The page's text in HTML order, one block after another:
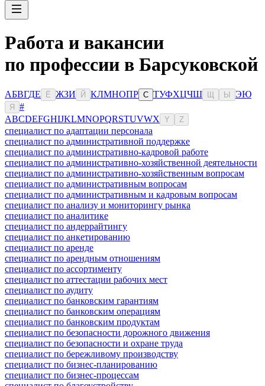
Работа и вакансии
по профессии в Барсуковской
АБВГДЕ Ё ЖЗИ Й КЛМНОПР С ТУФХЦЧШ Ы ЭЮ
Я
#
ABCDEFGHIJKLMNOPQRSTUVWX Y Z
специалист по адаптации персонала
специалист по административной поддержке
специалист по административно-кадровой работе
специалист по административно-хозяйственной деятельности
специалист по административно-хозяйственным вопросам
специалист по административным вопросам
специалист по административным и кадровым вопросам
специалист по анализу и мониторингу рынка
специалист по аналитике
специалист по андеррайтингу
специалист по анкетированию
специалист по аренде
специалист по арендным отношениям
специалист по ассортименту
специалист по аттестации рабочих мест
специалист по аудиту
специалист по банковским гарантиям
специалист по банковским операциям
специалист по банковским продуктам
специалист по безопасности дорожного движения
специалист по безопасности и охране труда
специалист по бережливому производству
специалист по бизнес-планированию
специалист по бизнес-процессам